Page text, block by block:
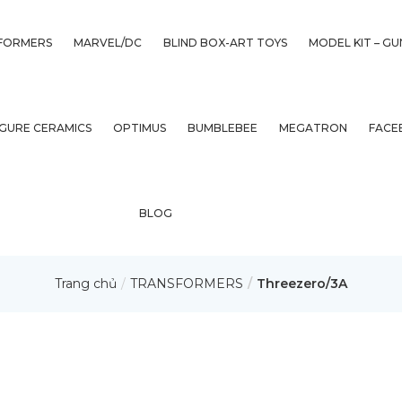
MARVEL/DC BLIND BOX-ART TOYS MODEL KIT –
CERAMICS OPTIMUS BUMBLEBEE MEGATRON
BLOG
Trang chủ TRANSFORMERS Threezero/3A